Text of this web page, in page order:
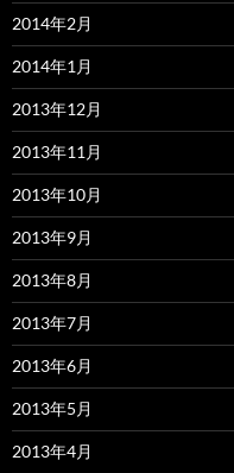
2014年2月
2014年1月
2013年12月
2013年11月
2013年10月
2013年9月
2013年8月
2013年7月
2013年6月
2013年5月
2013年4月